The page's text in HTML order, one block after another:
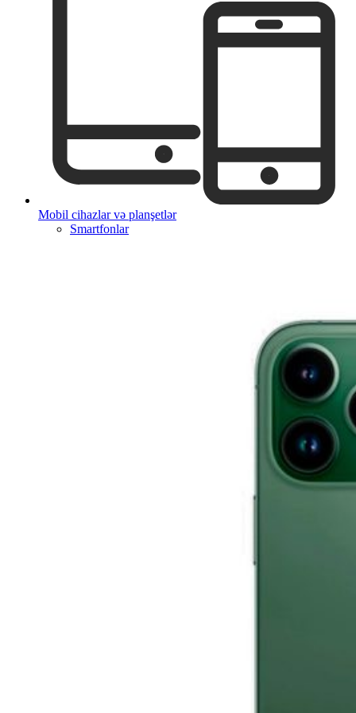
Mobil cihazlar və planşetlər
Smartfonlar